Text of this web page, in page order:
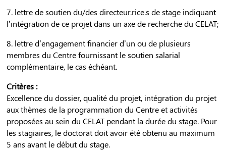
7. lettre de soutien du/des directeur.rice.s de stage indiquant
l’intégration de ce projet dans un axe de recherche du CELAT;
8. lettre d’engagement financier d’un ou de plusieurs
membres du Centre fournissant le soutien salarial
complémentaire, le cas échéant.
Critères :
Excellence du dossier, qualité du projet, intégration du projet
aux thèmes de la programmation du Centre et activités
proposées au sein du CELAT pendant la durée du stage. Pour
les stagiaires, le doctorat doit avoir été obtenu au maximum
5 ans avant le début du stage.